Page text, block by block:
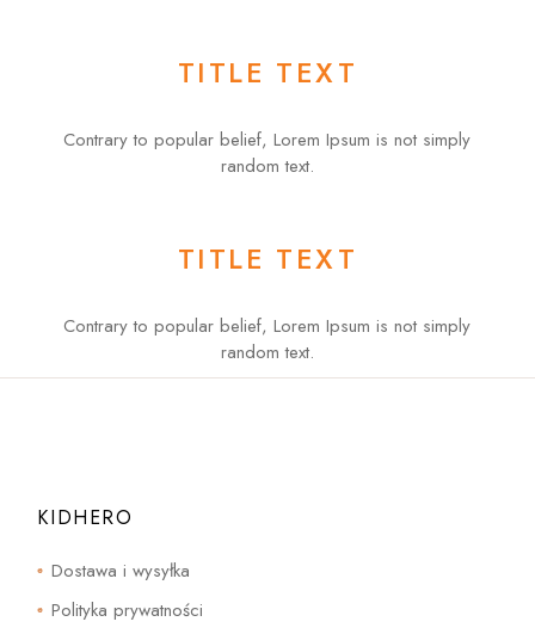
TITLE TEXT
Contrary to popular belief, Lorem Ipsum is not simply
random text.
TITLE TEXT
Contrary to popular belief, Lorem Ipsum is not simply
random text.
KIDHERO
Dostawa i wysyłka
Polityka prywatności